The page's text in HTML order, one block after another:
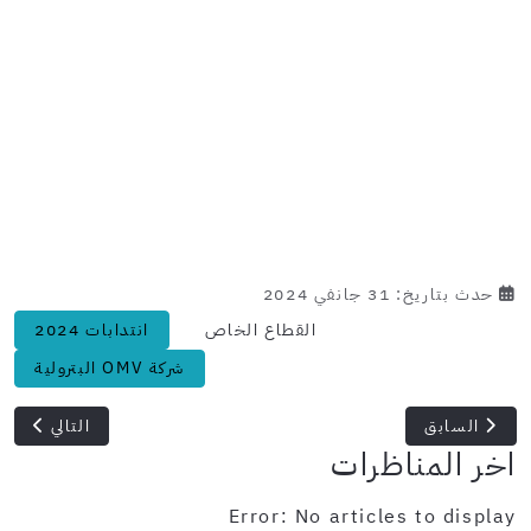
حدث بتاريخ: 31 جانفي 2024
القطاع الخاص
انتدابات 2024
شركة OMV البترولية
المقال السابق: شركة الصناعات الميكانيكية المغاربية: انتداب
السابق المقال التالي: شركة
التالي
اخر المناظرات
Error: No articles to display